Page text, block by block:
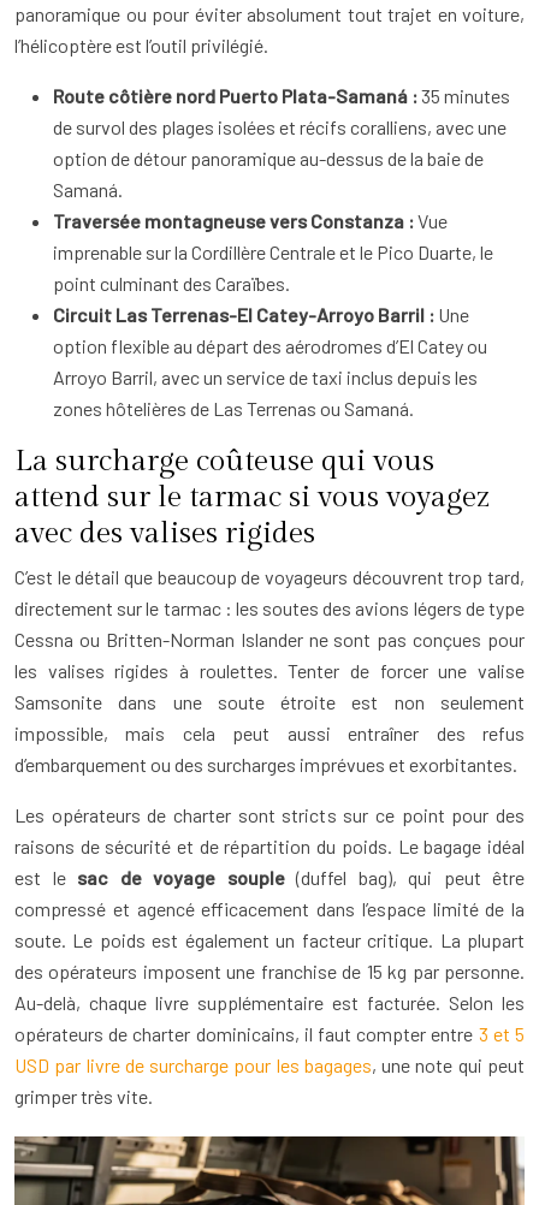
panoramique ou pour éviter absolument tout trajet en voiture,
l’hélicoptère est l’outil privilégié.
Route côtière nord Puerto Plata-Samaná :35 minutes
de survol des plages isolées et récifs coralliens, avec une
option de détour panoramique au-dessus de la baie de
Samaná.
Traversée montagneuse vers Constanza :Vue
imprenable sur la Cordillère Centrale et le Pico Duarte, le
point culminant des Caraïbes.
Circuit Las Terrenas-El Catey-Arroyo Barril : Une
option flexible au départ des aérodromes d’El Catey ou
Arroyo Barril, avec un service de taxi inclus depuis les
zones hôtelières de Las Terrenas ou Samaná.
La surcharge coûteuse qui vous
attend sur le tarmac si vous voyagez
avec des valises rigides
C’est le détail que beaucoup de voyageurs découvrent trop tard,
directement sur le tarmac : les soutes des avions légers de type
Cessna ou Britten-Norman Islander ne sont pas conçues pour
les valises rigides à roulettes. Tenter de forcer une valise
Samsonite dans une soute étroite est non seulement
impossible, mais cela peut aussi entraîner des refus
d’embarquement ou des surcharges imprévues et exorbitantes.
Les opérateurs de charter sont stricts sur ce point pour des
raisons de sécurité et de répartition du poids. Le bagage idéal
est le sac de voyage souple(duffel bag), qui peut être
compressé et agencé efficacement dans l’espace limité de la
soute. Le poids est également un facteur critique. La plupart
des opérateurs imposent une franchise de 15 kg par personne.
Au-delà, chaque livre supplémentaire est facturée. Selon les
opérateurs de charter dominicains, il faut compter entre 3 et 5
USD par livre de surcharge pour les bagages, une note qui peut
grimper très vite.